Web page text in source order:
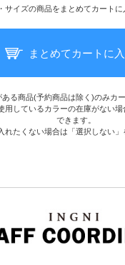
サイズの商品をまとめてカートに
まとめてカートに
ある商品(予約商品は除く)のみカ
用しているカラーの在庫がない
できます。
れたくない場合は「選択しない」